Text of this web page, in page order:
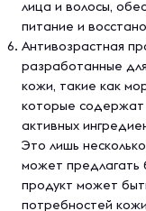
лица и волосы,
питание и
Антивозрастная
разработанные
кожи, такие как
которые содержат
активных
Это лишь
может предлагать
продукт может
потребностей